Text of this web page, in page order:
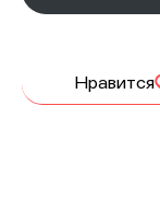
Нравится